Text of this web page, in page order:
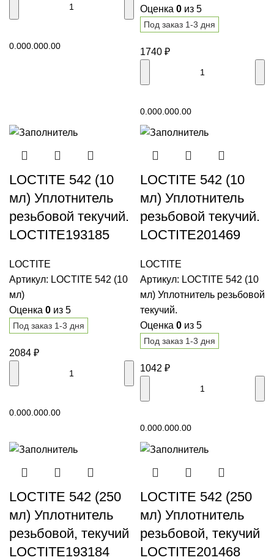
0.000.000.00
Оценка 0 из 5
Под заказ 1-3 дня
1740 ₽
0.000.000.00
LOCTITE 542 (10
мл) Уплотнитель
резьбовой текучий.
LOCTITE193185
LOCTITE
Артикул: LOCTITE 542 (10
мл)
Оценка 0 из 5
Под заказ 1-3 дня
2084 ₽
0.000.000.00
LOCTITE 542 (10
мл) Уплотнитель
резьбовой текучий.
LOCTITE201469
LOCTITE
Артикул: LOCTITE 542 (10
мл) Уплотнитель резьбовой
текучий.
Оценка 0 из 5
Под заказ 1-3 дня
1042 ₽
0.000.000.00
LOCTITE 542 (250
мл) Уплотнитель
резьбовой, текучий
LOCTITE193184
LOCTITE 542 (250
мл) Уплотнитель
резьбовой, текучий
LOCTITE201468